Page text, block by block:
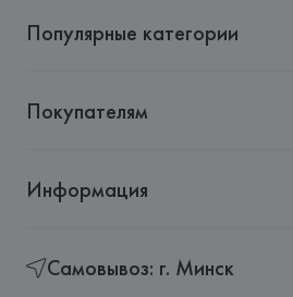
Популярные категории
Покупателям
Информация
Самовывоз: г. Минск